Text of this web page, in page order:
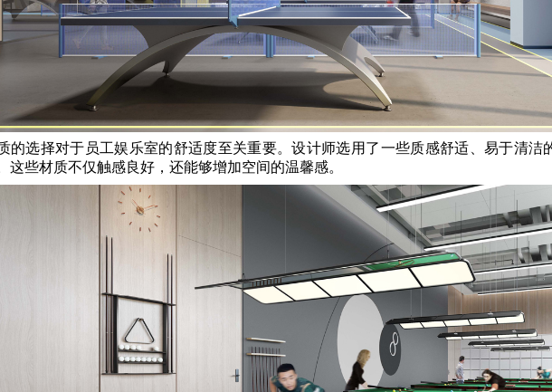
的选择对于员工娱乐室的舒适度至关重要。设计师选用了一些质感舒适、易于清洁
这些材质不仅触感良好，还能够增加空间的温馨感。